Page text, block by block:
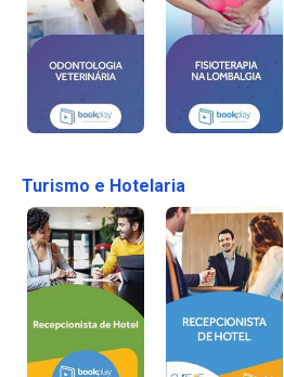
Turismo e Hotelaria